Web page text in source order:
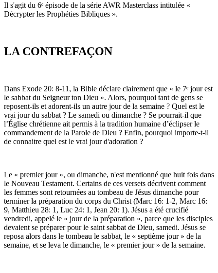
Il s'agit du 6ᵉ épisode de la série AWR Masterclass intitulée «
Décrypter les Prophéties Bibliques ».
LA CONTREFAÇON
Dans Exode 20: 8-11, la Bible déclare clairement que « le 7ᵉ jour est
le sabbat du Seigneur ton Dieu ». Alors, pourquoi tant de gens se
reposent-ils et adorent-ils un autre jour de la semaine ? Quel est le
vrai jour du sabbat ? Le samedi ou dimanche ? Se pourrait-il que
l’Église chrétienne ait permis à la tradition humaine d’éclipser le
commandement de la Parole de Dieu ? Enfin, pourquoi importe-t-il
de connaitre quel est le vrai jour d'adoration ?
Le « premier jour », ou dimanche, n'est mentionné que huit fois dans
le Nouveau Testament. Certains de ces versets décrivent comment
les femmes sont retournées au tombeau de Jésus dimanche pour
terminer la préparation du corps du Christ (Marc 16: 1-2, Marc 16:
9, Matthieu 28: 1, Luc 24: 1, Jean 20: 1). Jésus a été crucifié
vendredi, appelé le « jour de la préparation », parce que les disciples
devaient se préparer pour le saint sabbat de Dieu, samedi. Jésus se
reposa alors dans le tombeau le sabbat, le « septième jour » de la
semaine, et se leva le dimanche, le « premier jour » de la semaine.